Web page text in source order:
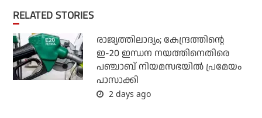
RELATED STORIES
രാജ്യത്തിലാദ്യം; കേന്ദ്രത്തിന്റെ
ഇ-20 ഇന്ധന നയത്തിനെതിരെ
പഞ്ചാബ് നിയമസഭയില്‍ പ്രമേയം
പാസാക്കി
2 days ago